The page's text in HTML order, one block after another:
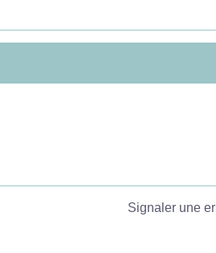
Signaler une